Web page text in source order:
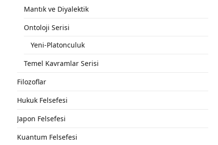
Mantık ve Diyalektik
Ontoloji Serisi
Yeni-Platonculuk
Temel Kavramlar Serisi
Filozoflar
Hukuk Felsefesi
Japon Felsefesi
Kuantum Felsefesi